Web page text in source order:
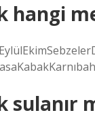
hangi
sulanır